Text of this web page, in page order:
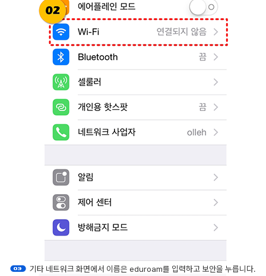
기타 네트워크 화면에서 이름은 eduroam를 입력하고 보안을 누릅니다.